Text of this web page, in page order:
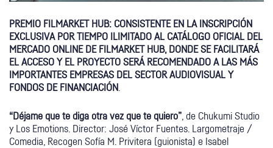
PREMIO FILMARKET HUB: CONSISTENTE EN LA INSCRIPCIÓN
EXCLUSIVA POR TIEMPO ILIMITADO AL CATÁLOGO OFICIAL DEL
MERCADO ONLINE DE FILMARKET HUB, DONDE SE FACILITARÁ
EL ACCESO Y EL PROYECTO SERÁ RECOMENDADO A LAS MÁS
IMPORTANTES EMPRESAS DEL SECTOR AUDIOVISUAL Y
FONDOS DE FINANCIACIÓN
“Déjame que te diga otra vez que te quiero” , de Chukumi Studio
y Los Emotions. Director: José Víctor Fuentes. Largometraje /
Comedia, Recogen Sofía M. Privitera (guionista) e Isabel